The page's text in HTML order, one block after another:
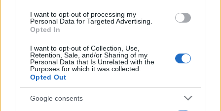
I want to opt-out of processing my
Personal Data for Targeted Advertising.
Opted In
I want to opt-out of Collection, Use,
Retention, Sale, and/or Sharing of my
Personal Data that Is Unrelated with the
Purposes for which it was collected.
Opted Out
Google consents
i tuoi video e le tue foto
Su WhatsApp al numero +39